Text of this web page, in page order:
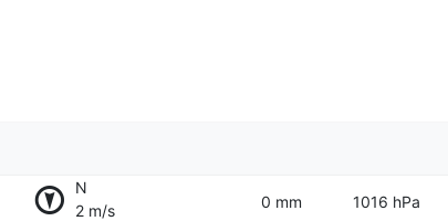
N
2 m/s
0 mm 1016 hPa